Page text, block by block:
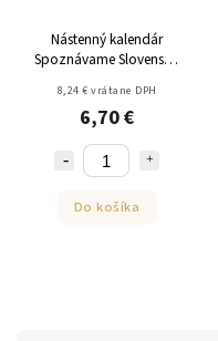
Nástenný kalendár
Spoznávame Slovensko
8,24 € vrátane DPH
6,70 €
Do košíka